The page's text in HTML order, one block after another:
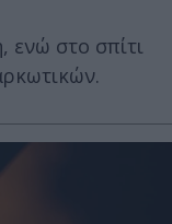
στο σπίτι